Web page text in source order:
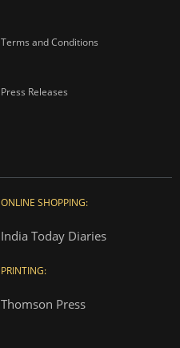
Terms and Conditions
Press Releases
ONLINE SHOPPING:
India Today Diaries
PRINTING:
Thomson Press